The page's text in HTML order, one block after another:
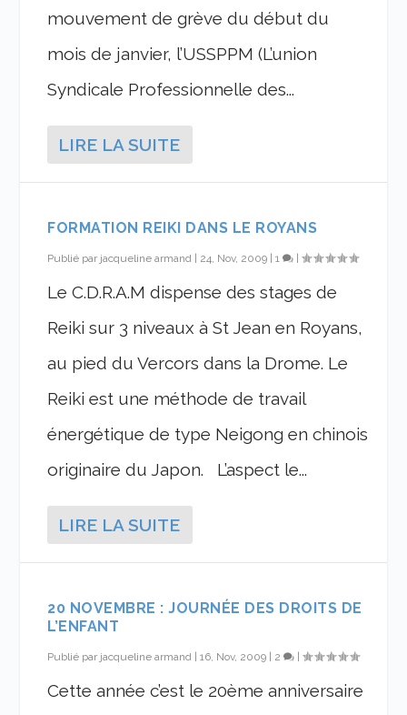
mouvement de grève du début du
mois de janvier, l’USSPPM (L’union
Syndicale Professionnelle des...
LIRE LA SUITE
FORMATION REIKI DANS LE ROYANS
Publié par jacqueline armand 24, Nov, 2009 |1 |
Le C.D.R.A.M dispense des stages de
Reiki sur 3 niveaux à St Jean en Royans,
au pied du Vercors dans la Drome. Le
Reiki est une méthode de travail
énergétique de type Neigong en chinois
originaire du Japon. L’aspect le...
LIRE LA SUITE
20 NOVEMBRE : JOURNÉE DES DROITS DE
L’ENFANT
Publié par jacqueline armand |16, Nov, 2009 2 |
Cette année c’est le 20ème anniversaire